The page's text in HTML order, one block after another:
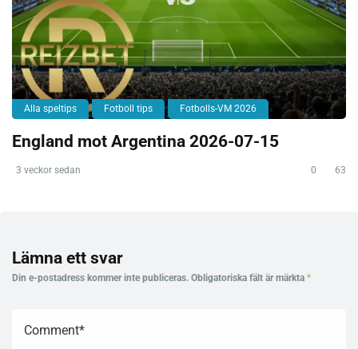
Alla speltips Fotboll tips Fotbolls-VM 2026
England mot Argentina 2026-07-15
3 veckor sedan 0 63
Lämna ett svar
Din e-postadress kommer inte publiceras. Obligatoriska fält är märkta *